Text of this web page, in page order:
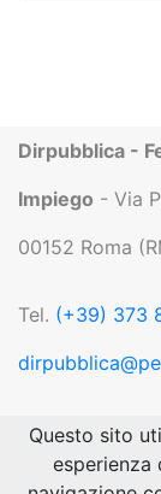
Dirpubblica -
Impiego - Via
00152 Roma
Tel. (+39) 373
P.IVA
Questo sito
esperienza